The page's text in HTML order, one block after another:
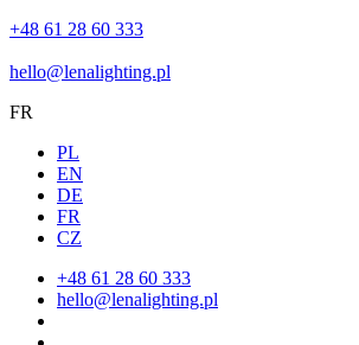
+48 61 28 60 333
hello@lenalighting.pl
FR
PL
EN
DE
FR
CZ
+48 61 28 60 333
hello@lenalighting.pl